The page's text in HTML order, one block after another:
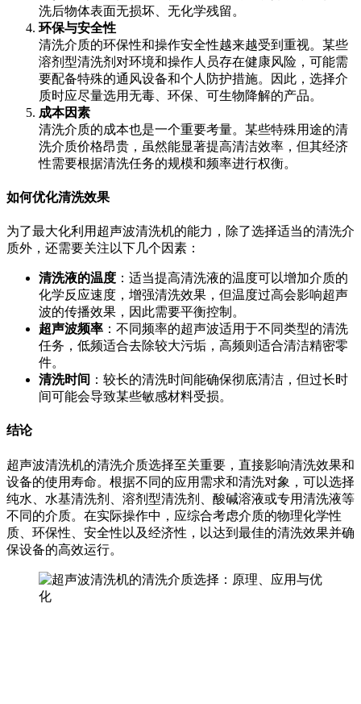
洗后物体表面无损坏、无化学残留。
环保与安全性
清洗介质的环保性和操作安全性越来越受到重视。某些
溶剂型清洗剂对环境和操作人员存在健康风险，可能需
要配备特殊的通风设备和个人防护措施。因此，选择介
质时应尽量选用无毒、环保、可生物降解的产品。
成本因素
清洗介质的成本也是一个重要考量。某些特殊用途的清
洗介质价格昂贵，虽然能显著提高清洁效率，但其经济
性需要根据清洗任务的规模和频率进行权衡。
如何优化清洗效果
为了最大化利用超声波清洗机的能力，除了选择适当的清洗介
质外，还需要关注以下几个因素：
清洗液的温度 ：适当提高清洗液的温度可以增加介质的
化学反应速度，增强清洗效果，但温度过高会影响超声
波的传播效果，因此需要平衡控制。
超声波频率 ：不同频率的超声波适用于不同类型的清洗
任务，低频适合去除较大污垢，高频则适合清洁精密零
件。
清洗时间 ：较长的清洗时间能确保彻底清洁，但过长时
间可能会导致某些敏感材料受损。
结论
超声波清洗机的清洗介质选择至关重要，直接影响清洗效果和
设备的使用寿命。根据不同的应用需求和清洗对象，可以选择
纯水、水基清洗剂、溶剂型清洗剂、酸碱溶液或专用清洗液等
不同的介质。在实际操作中，应综合考虑介质的物理化学性
质、环保性、安全性以及经济性，以达到最佳的清洗效果并确
保设备的高效运行。